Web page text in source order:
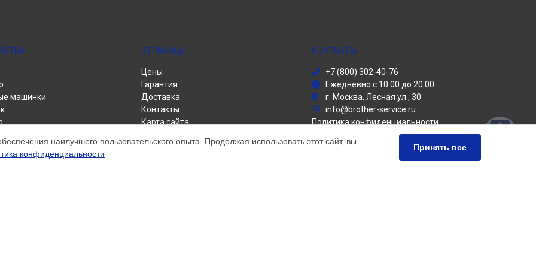
машинки
СТРАНИЦЫ
Цены
Гарантия
Доставка
Контакты
Карта сайта
КОНТАКТЫ
+7 (800) 302-40-76
Ежедневно с 10:00 до 20:00
г. Москва, Лесная ул., 30
info@brother-service.ru
Политика конфиденциальности
Способы оплаты
наилучшего пользовательского опыта. Продолжая использовать этот сайт, вы
конфиденциальности
Принять все